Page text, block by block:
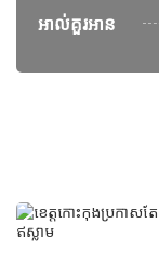
អាល់គួរអាន